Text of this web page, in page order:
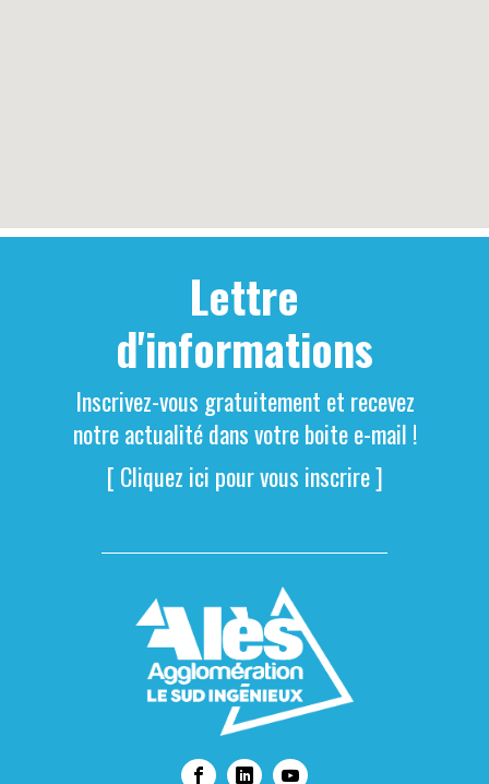
Lettre
d'informations
Inscrivez-vous gratuitement et recevez
notre actualité dans votre boite e-mail !
[ Cliquez ici pour vous inscrire ]